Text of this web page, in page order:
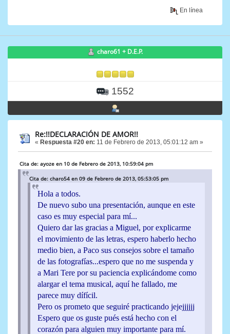
En línea
charo61 + D.E.P.
1552
Re:!!DECLARACIÓN DE AMOR!!
« Respuesta #20 en: 11 de Febrero de 2013, 05:01:12 am »
Cita de: ayoze en 10 de Febrero de 2013, 10:59:04 pm
Cita de: charo54 en 09 de Febrero de 2013, 05:53:05 pm
Hola a todos.
De nuevo subo una presentación, aunque en este
caso es muy especial para mí...
Quiero dar las gracias a Miguel, por explicarme
el movimiento de las letras, espero haberlo hecho
medio bien, a Paco sus consejos sobre el tamaño
de las fotografías...espero que no me suspenda y
a Mari Tere por su paciencia explicándome como
alargar el tema musical, aquí he fallado, me
parece muy dífícil.
Pero os prometo que seguiré practicando jejejjjjjj
Espero que os guste pués está hecho con el
corazón para alguien muy importante para mí.